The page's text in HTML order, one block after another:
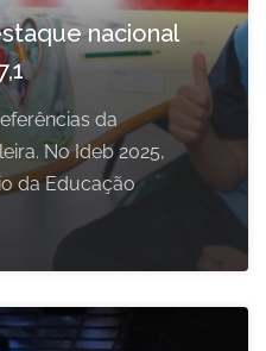
nacional
da
No Ideb 2025,
da Educação